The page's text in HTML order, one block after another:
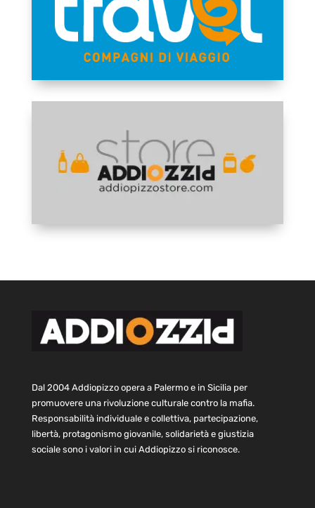
Dal 2004 Addiopizzo opera a Palermo e in Sicilia per
promuovere una rivoluzione culturale contro la mafia.
Responsabilità individuale e collettiva, partecipazione,
libertà, protagonismo giovanile, solidarietà e giustizia
sociale sono i valori in cui Addiopizzo si riconosce.